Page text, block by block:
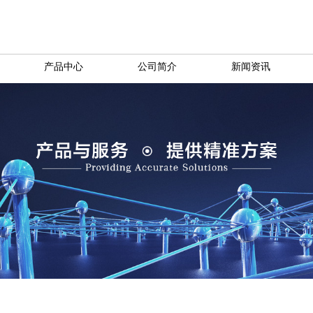
产品中心 公司简介 新闻资讯